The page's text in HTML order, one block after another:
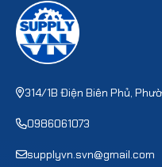
314/1B Điện Biên Phủ,
0986061073
supplyvn.svn@gmail.com